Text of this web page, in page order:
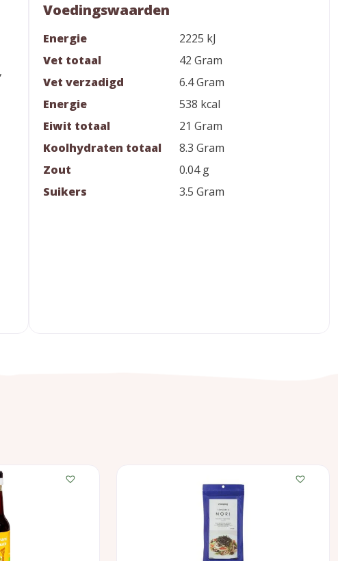
Voedingswaarden
Energie
2225 kJ
Vet totaal
42 Gram
Vet verzadigd
6.4 Gram
Energie
538 kcal
Eiwit totaal
21 Gram
Koolhydraten totaal
8.3 Gram
Zout
0.04 g
Suikers
3.5 Gram